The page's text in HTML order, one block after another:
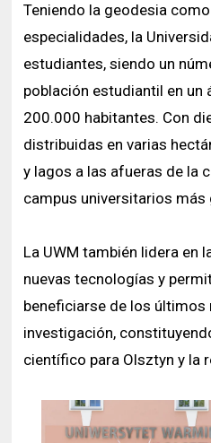
Teniendo la geodesia
especialidades, la
estudiantes, siendo un
población estudiantil en un
200.000 habitantes. Con
distribuidas en varias
y lagos a las afueras de la
campus universitarios más
La UWM también lidera en
nuevas tecnologías y
beneficiarse de los últimos
investigación,
científico para Olsztyn y la